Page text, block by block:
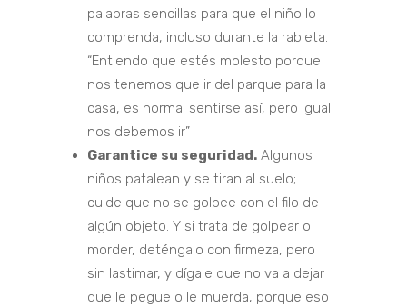
palabras sencillas para que el niño lo
comprenda, incluso durante la rabieta.
“Entiendo que estés molesto porque
nos tenemos que ir del parque para la
casa, es normal sentirse así, pero igual
nos debemos ir”
Garantice su seguridad.Algunos
niños patalean y se tiran al suelo;
cuide que no se golpee con el filo de
algún objeto. Y si trata de golpear o
morder, deténgalo con firmeza, pero
sin lastimar, y dígale que no va a dejar
que le pegue o le muerda, porque eso